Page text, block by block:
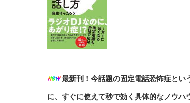
最新刊！今話題の固定電話恐怖症とい
に、すぐに使えて秒で効く具体的なノウ